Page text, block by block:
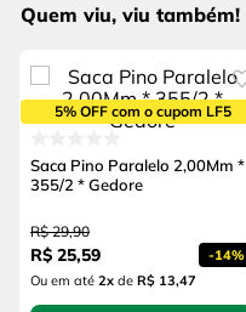
Quem viu, viu também!
5% OFF com o cupom LF5
Saca Pino Paralelo 2,00Mm *
355/2 * Gedore
R$ 29,90
R$ 25,59 -14%
Ou em até 2x de R$ 13,47